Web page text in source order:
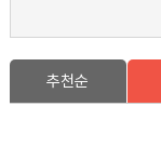
추천순